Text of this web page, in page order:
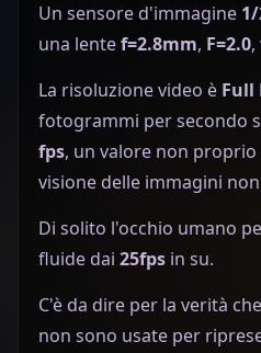
Un sensore d'immagine
una lentef=2.8mm, F=2.0,
La risoluzione video è Full
fotogrammi per secondo
fps, un valore non proprio
visione delle immagini
Di solito l'occhio umano
fluide dai 25fps in su.
C'è da dire per la verità
non sono usate per